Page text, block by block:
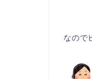
なので